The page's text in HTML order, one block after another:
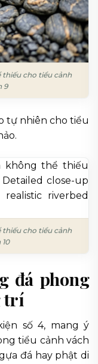
thiếu cho tiểu cảnh
9
tự nhiên cho tiểu
thiếu cho tiểu cảnh
đá phong
trí
số 4, mang ý
tiểu cảnh vách
đá hay phật di